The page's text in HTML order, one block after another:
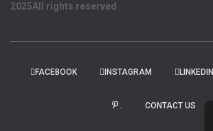
2025All rights reserved
FACEBOOK INSTAGRAM LINKEDIN
. CONTACT US